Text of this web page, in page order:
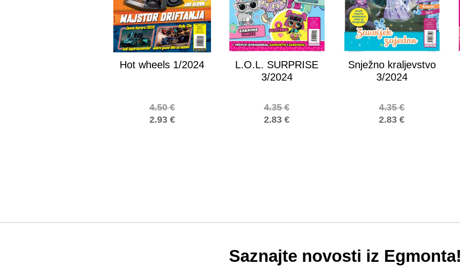
Hot wheels 1/2024
2.93 €
4.50€
L.O.L. SURPRISE
3/2024
2.83€
4.35€
Snježno kraljevstvo
3/2024
2.83€
4.35€
Saznajte novosti iz